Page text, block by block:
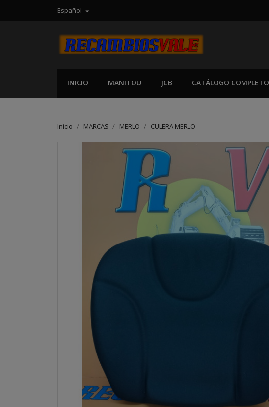
Español 
INICIO MANITOU JCB CATÁLOGO COMPLETO
Inicio MARCAS MERLO CULERA MERLO